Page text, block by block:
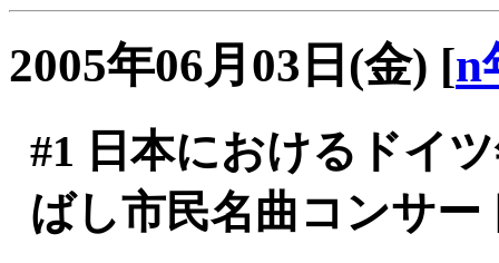
2005年06月03日(金) [n
#1 日本におけるドイ
ばし市民名曲コンサー